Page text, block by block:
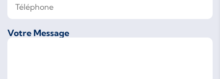
Votre Message